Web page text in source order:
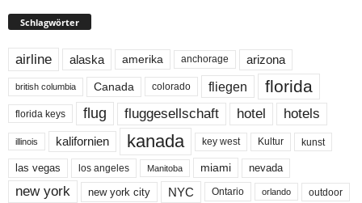
Schlagwörter
airline alaska amerika anchorage arizona
british columbia Canada colorado fliegen florida
florida keys flug fluggesellschaft hotel hotels
illinois kalifornien kanada key west Kultur kunst
las vegas los angeles Manitoba miami nevada
new york new york city NYC Ontario orlando outdoor